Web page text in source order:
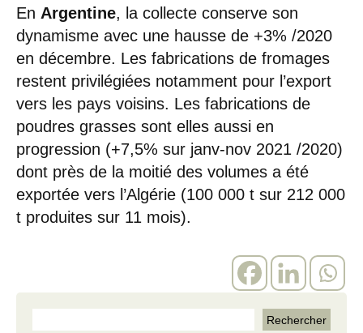
En Argentine, la collecte conserve son
dynamisme avec une hausse de +3% /2020
en décembre. Les fabrications de fromages
restent privilégiées notamment pour l’export
vers les pays voisins. Les fabrications de
poudres grasses sont elles aussi en
progression (+7,5% sur janv-nov 2021 /2020)
dont près de la moitié des volumes a été
exportée vers l’Algérie (100 000 t sur 212 000
t produites sur 11 mois).